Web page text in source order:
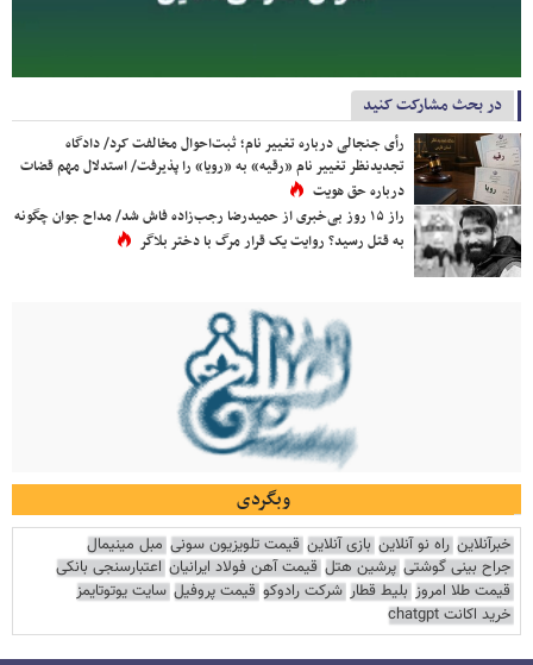
در بحث مشارکت کنید
رأی جنجالی درباره تغییر نام؛ ثبت‌احوال مخالفت کرد/ دادگاه
تجدیدنظر تغییر نام «رقیه» به «رویا» را پذیرفت/ استدلال مهم قضات
درباره حق هویت
راز ۱۵ روز بی‌خبری از حمیدرضا رجب‌زاده فاش شد/ مداح جوان چگونه
به قتل رسید؟ روایت یک قرار مرگ با دختر بلاگر
وبگردی
خبرآنلاین راه نو آنلاین بازی آنلاین قیمت تلویزیون سونی مبل مینیمال
جراح بینی گوشتی پرشین هتل قیمت آهن فولاد ایرانیان اعتبارسنجی بانکی
قیمت طلا امروز بلیط قطار شرکت رادوکو قیمت پروفیل سایت یوتوتایمز
خرید اکانت chatgpt